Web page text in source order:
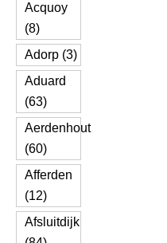
Acquoy
(8)
Adorp (3)
Aduard
(63)
Aerdenhout
(60)
Afferden
(12)
Afsluitdijk